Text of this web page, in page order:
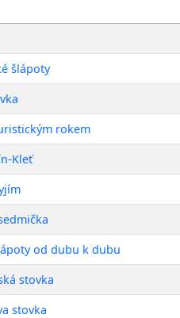
šlápoty
rokem
Kleť
od dubu k dubu
stovka
stovka